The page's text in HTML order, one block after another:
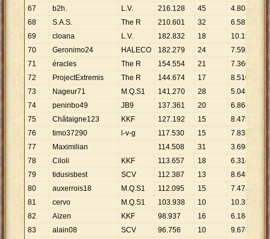
67
b2h. L.V. 216.128 45 4.803
68
S.A.S. The R 210.601 32 6.581
69
cloana L.V. 182.832 18 10.157
70
Geronimo24 HALECO 182.279 24 7.595
71
éracles The R 154.554 21 7.360
72
ProjectExtremis The R 144.674 17 8.510
73
Nageur71 M.Q.S1 141.270 28 5.045
74
peninbo49 JB9 137.361 20 6.868
75
Châtaigne123 KKF 127.192 15 8.479
76
timo37290 l-v-g 117.530 15 7.835
77
Maximilian 114.508 31 3.694
78
Ciloli KKF 113.657 18 6.314
79
tidusisbest SCV 112.387 13 8.645
80
auxerrois18 M.Q.S1 112.095 15 7.473
81
cervo M.Q.S1 103.938 10 10.394
82
Aïzen KKF 98.937 16 6.184
83
alain08 SCV 96.756 10 9.676